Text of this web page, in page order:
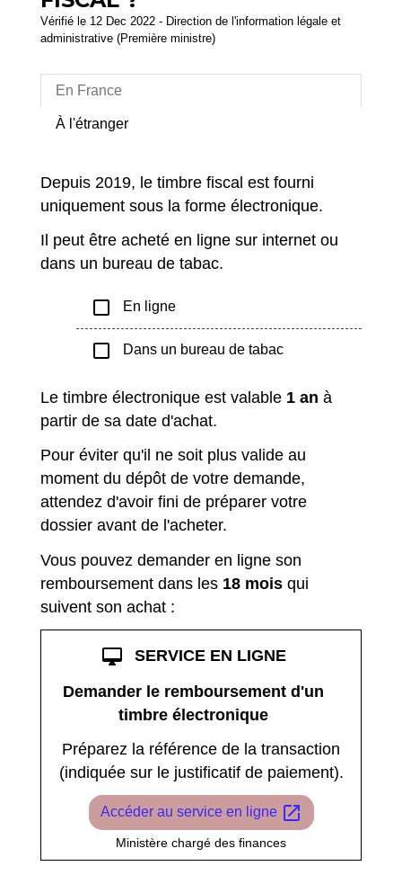
Vérifié le 12 Dec 2022 - Direction de l'information légale et
administrative (Première ministre)
En France
À l'étranger
Depuis 2019, le timbre fiscal est fourni
uniquement sous la forme électronique.
Il peut être acheté en ligne sur internet ou
dans un bureau de tabac.
check_box_outline_blank En ligne
check_box_outline_blank Dans un bureau de tabac
Le timbre électronique est valable 1 an à
partir de sa date d'achat.
Pour éviter qu'il ne soit plus valide au
moment du dépôt de votre demande,
attendez d'avoir fini de préparer votre
dossier avant de l'acheter.
Vous pouvez demander en ligne son
remboursement dans les 18 mois qui
suivent son achat :
desktop_mac
SERVICE EN LIGNE
Demander le remboursement d'un
timbre électronique
Préparez la référence de la transaction
(indiquée sur le justificatif de paiement).
Accéder au service en ligne open_in_new
Ministère chargé des finances